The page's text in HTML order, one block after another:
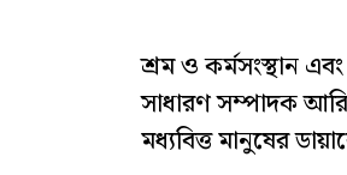
শ্রম ও কর্মসংস্থান
সাধারণ সম্পাদক
মধ্যবিত্ত মানুষের